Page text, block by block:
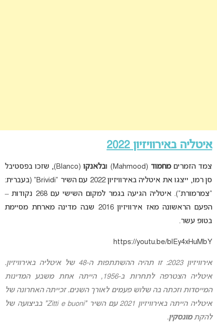
איטליה באירוויזיון 2022
צמד הזמריםמחמוד (Mahmood) ו בלאנקו
(Blanco), שזכו בפסטיבל
סן רמו, ייצגו את איטליה באירוויזיון 2022 עם השיר “Brividi” (בעברית:
“צמרמורת”). איטליה הגיעה בגמר למקום השישי עם 268 נקודות –
הפעם הראשונה מאז אירוויזיון 2016 שבה מדינה מארחת מסיימת
בטופ עשר.
https://youtu.be/blEy4xHuMbY
אירוויזיון 2023: זו תהיה ההשתתפות ה-48 של איטליה באירוויזיון.
איטליה הצטרפה לתחרות ב-1956, הייתה אחת משבע המדינות
המייסדות וזכתה בה שלוש פעמים לאורך השנים. זכייתה האחרונה של
איטליה הייתה באירוויזיון 2021 עם השיר “Zitti e buoni” בביצועה של
להקתמונסקין.